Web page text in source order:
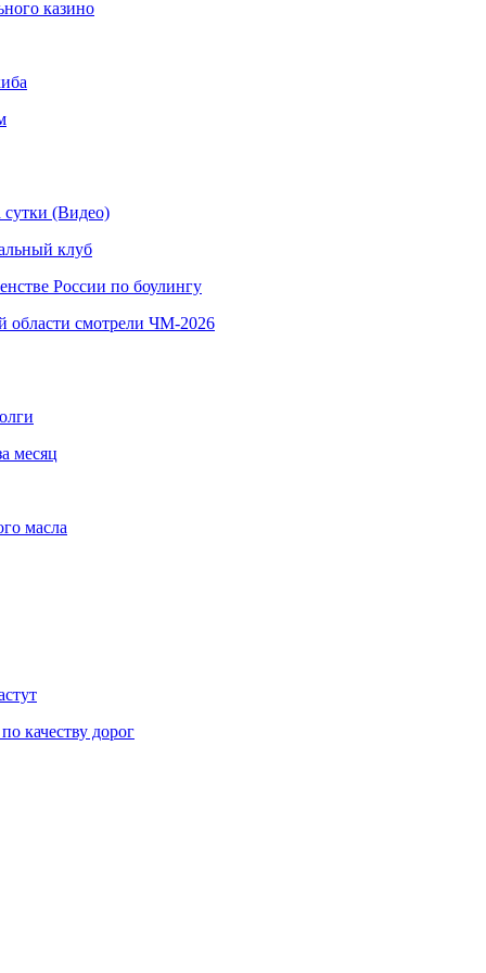
казино
сутки (Видео)
клуб
России по боулингу
области смотрели ЧМ-2026
месяц
масла
качеству дорог